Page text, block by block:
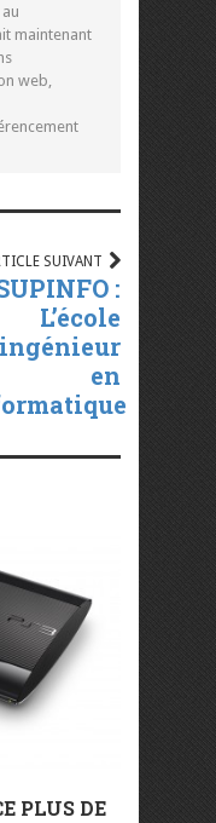
maintenant
web,
SUIVANT
:
L’école
en
PLUS DE